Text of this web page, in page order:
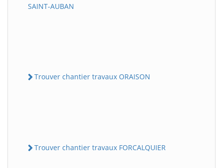
SAINT-AUBAN
Trouver chantier travaux ORAISON
Trouver chantier travaux FORCALQUIER